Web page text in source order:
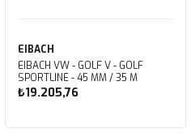
EIBACH
EIBACH VW - GOLF V - GOLF
SPORTLINE - 45 MM / 35 M
₺19.205,76